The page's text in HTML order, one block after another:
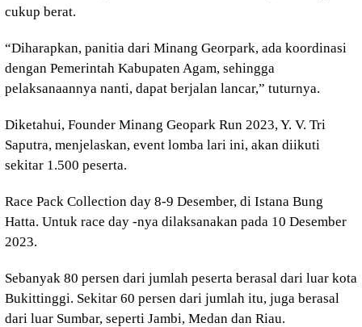
cukup berat.
“Diharapkan, panitia dari Minang Georpark, ada koordinasi
dengan Pemerintah Kabupaten Agam, sehingga
pelaksanaannya nanti, dapat berjalan lancar,” tuturnya.
Diketahui, Founder Minang Geopark Run 2023, Y. V. Tri
Saputra, menjelaskan, event lomba lari ini, akan diikuti
sekitar 1.500 peserta.
Race Pack Collection day 8-9 Desember, di Istana Bung
Hatta. Untuk race day -nya dilaksanakan pada 10 Desember
2023.
Sebanyak 80 persen dari jumlah peserta berasal dari luar kota
Bukittinggi. Sekitar 60 persen dari jumlah itu, juga berasal
dari luar Sumbar, seperti Jambi, Medan dan Riau.